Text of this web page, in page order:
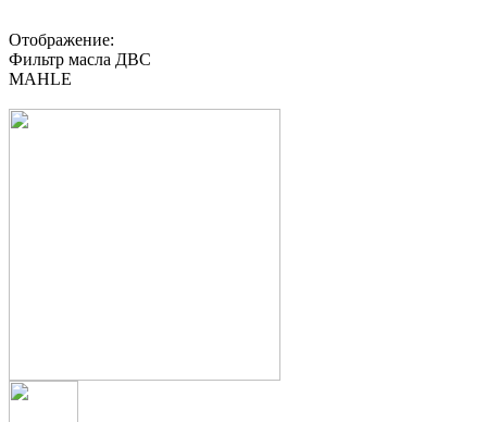
Отображение:
Фильтр масла ДВС
MAHLE